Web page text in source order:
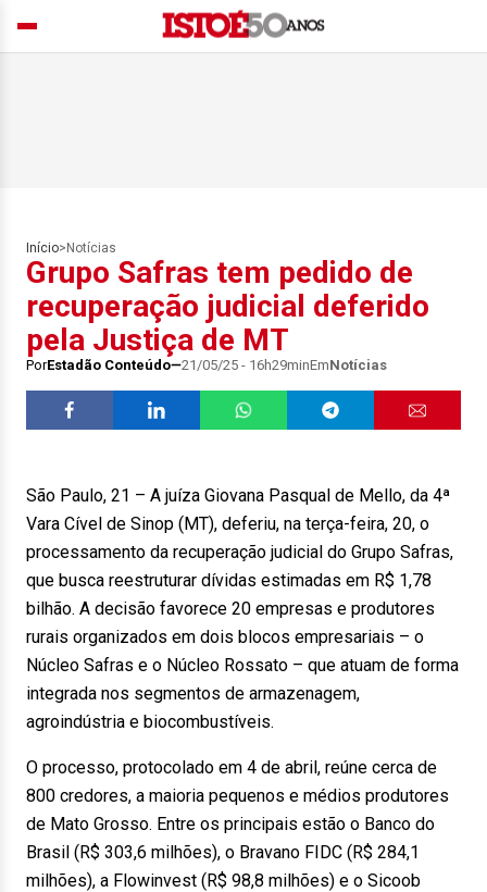
Início> Notícias
Grupo Safras tem pedido de
recuperação judicial deferido
pela Justiça de MT
PorEstadão Conteúdo 21/05/25 - 16h29minEmNotícias
São Paulo, 21 – A juíza Giovana Pasqual de Mello, da 4ª
Vara Cível de Sinop (MT), deferiu, na terça-feira, 20, o
processamento da recuperação judicial do Grupo Safras,
que busca reestruturar dívidas estimadas em R$ 1,78
bilhão. A decisão favorece 20 empresas e produtores
rurais organizados em dois blocos empresariais – o
Núcleo Safras e o Núcleo Rossato – que atuam de forma
integrada nos segmentos de armazenagem,
agroindústria e biocombustíveis.
O processo, protocolado em 4 de abril, reúne cerca de
800 credores, a maioria pequenos e médios produtores
de Mato Grosso. Entre os principais estão o Banco do
Brasil (R$ 303,6 milhões), o Bravano FIDC (R$ 284,1
milhões), a Flowinvest (R$ 98,8 milhões) e o Sicoob